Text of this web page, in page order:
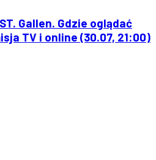
Gallen. Gdzie oglądać
TV i online (30.07, 21:00)